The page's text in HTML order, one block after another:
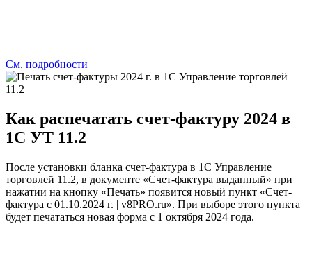
См. подробности
Как распечатать счет-фактуру 2024 в
1C УТ 11.2
После установки бланка счет-фактура в 1C Управление
торговлей 11.2, в документе «Счет-фактура выданный» при
нажатии на кнопку «Печать» появится новый пункт «Счет-
фактура с 01.10.2024 г. | v8PRO.ru». При выборе этого пункта
будет печататься новая форма с 1 октября 2024 года.